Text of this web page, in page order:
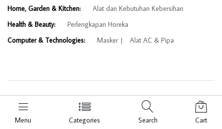
Menu Categories Search Cart
Home, Garden & Kitchen:
Alat dan Kebutuhan Kebersihan
Health & Beauty:
Perlengkapan Horeka
Computer & Technologies:
Masker Alat AC & Pipa
© 2026 Bangkit In.